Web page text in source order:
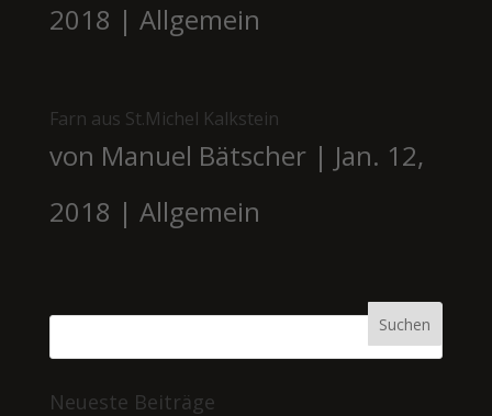
2018 | Allgemein
Farn aus St.Michel Kalkstein
von Manuel Bätscher| Jan. 12,
2018 | Allgemein
Neueste Beiträge